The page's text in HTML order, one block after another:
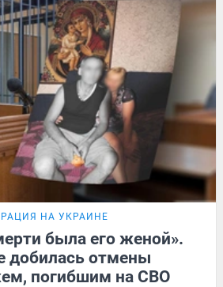
НА УКРАИНЕ
была его женой».
добилась отмены
погибшим на СВО